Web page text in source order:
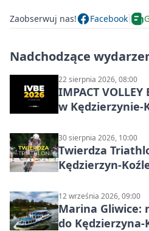
Zaobserwuj nas! Facebook
Nadchodzące
22 sierpnia 2026, 08:00
IMPACT VOLLEY
w Kędzierzynie-
30 sierpnia 2026, 10:00
Twierdza
Kędzierzyn-
12 września 2026, 09:00
Marina Gliwice:
do Kędzierzyna-